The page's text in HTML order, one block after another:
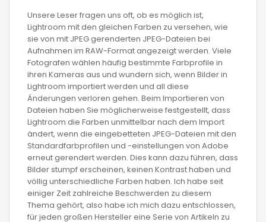
Unsere Leser fragen uns oft, ob es möglich ist,
Lightroom mit den gleichen Farben zu versehen, wie
sie von mit JPEG gerenderten JPEG-Dateien bei
Aufnahmen im RAW-Format angezeigt werden. Viele
Fotografen wählen häufig bestimmte Farbprofile in
ihren Kameras aus und wundern sich, wenn Bilder in
Lightroom importiert werden und all diese
Änderungen verloren gehen. Beim Importieren von
Dateien haben Sie möglicherweise festgestellt, dass
Lightroom die Farben unmittelbar nach dem Import
ändert, wenn die eingebetteten JPEG-Dateien mit den
Standardfarbprofilen und -einstellungen von Adobe
erneut gerendert werden. Dies kann dazu führen, dass
Bilder stumpf erscheinen, keinen Kontrast haben und
völlig unterschiedliche Farben haben. Ich habe seit
einiger Zeit zahlreiche Beschwerden zu diesem
Thema gehört, also habe ich mich dazu entschlossen,
für jeden großen Hersteller eine Serie von Artikeln zu